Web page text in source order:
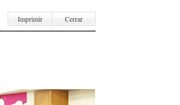
Imprimir Cerrar